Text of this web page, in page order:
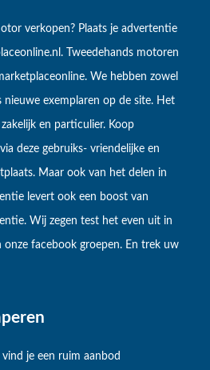
verkopen? Plaats je advertentie
Tweedehands motoren
We hebben zowel
nieuwe exemplaren op de site. Het
en particulier. Koop
deze gebruiks- vriendelijke en
Maar ook van het delen in
levert ook een boost van
Wij zegen test het even uit in
facebook groepen. En trek uw
je een ruim aanbod